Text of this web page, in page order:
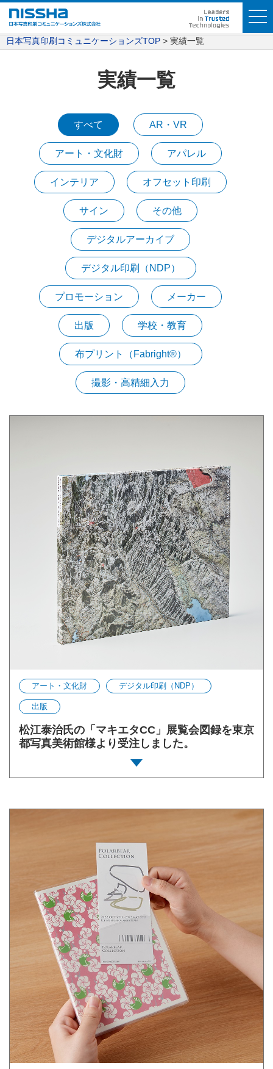
日本写真印刷コミュニケーションズTOP 実績一覧
実績一覧
すべて AR・VR
アート・文化財 アパレル
インテリア オフセット印刷
サイン その他
デジタルアーカイブ
デジタル印刷（NDP）
プロモーション メーカー
出版 学校・教育
布プリント（Fabright®︎）
撮影・高精細入力
アート・文化財 デジタル印刷（NDP）
出版
松江泰治氏の「マキエタCC」展覧会図録を東京
都写真美術館様より受注しました。